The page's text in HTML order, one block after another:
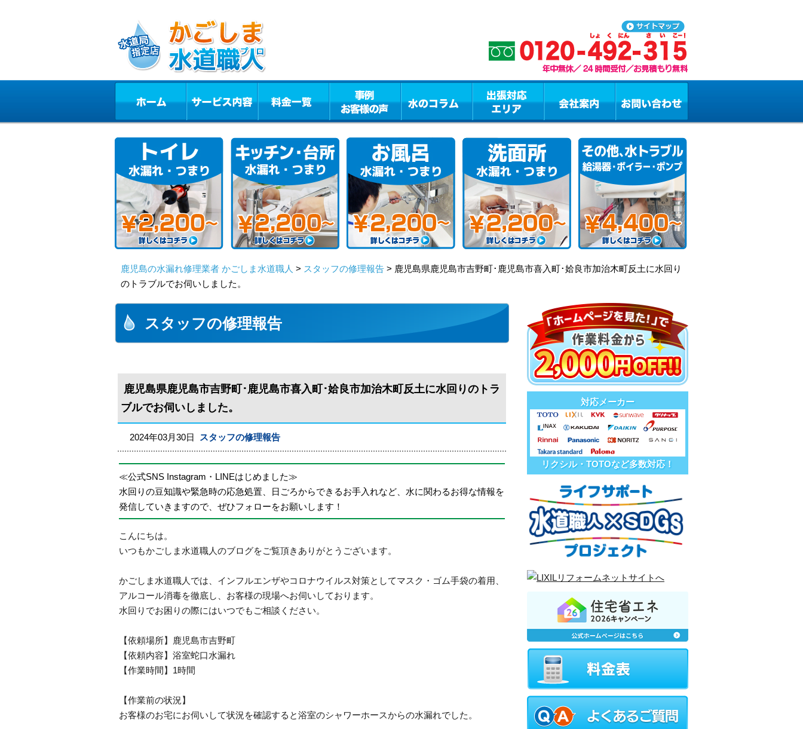
鹿児島の水漏れ修理業者 かごしま水道職人 > スタッフの修理報告 > 鹿児島県鹿児島市吉野町･鹿児島市喜入町･姶良市加治木町反土に水回り
のトラブルでお伺いしました。
スタッフの修理報告
鹿児島県鹿児島市吉野町･鹿児島市喜入町･姶良市加治木町反土に水回りのトラ
ブルでお伺いしました。
2024年03月30日 スタッフの修理報告
≪公式SNS Instagram・LINEはじめました≫
水回りの豆知識や緊急時の応急処置、日ごろからできるお手入れなど、水に関わるお得な情報を
発信していきますので、ぜひフォローをお願いします！
こんにちは。
いつもかごしま水道職人のブログをご覧頂きありがとうございます。
かごしま水道職人では、インフルエンザやコロナウイルス対策としてマスク・ゴム手袋の着用、
アルコール消毒を徹底し、お客様の現場へお伺いしております。
水回りでお困りの際にはいつでもご相談ください。
【依頼場所】鹿児島市吉野町
【依頼内容】浴室蛇口水漏れ
【作業時間】1時間
【作業前の状況】
お客様のお宅にお伺いして状況を確認すると浴室のシャワーホースからの水漏れでした。
対応メーカー
リクシル・TOTOなど多数対応！